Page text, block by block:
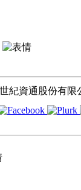
紀資通股份有限